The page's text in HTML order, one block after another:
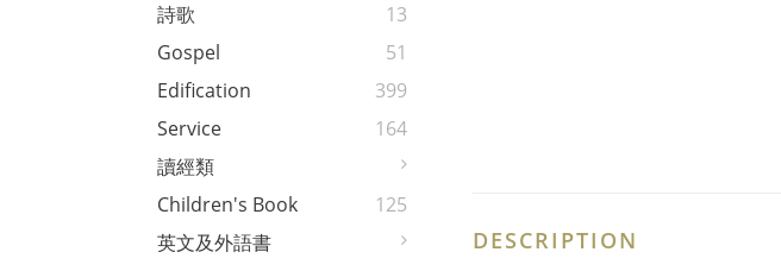
詩歌
13
Gospel
51
Edification
399
Service
164
讀經類
Children's Book
125
英文及外語書
DESCRIPTION